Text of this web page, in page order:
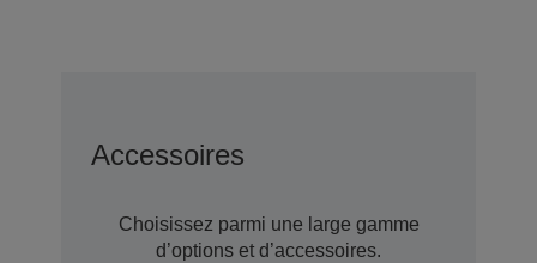
Accessoires
Choisissez parmi une large gamme
d’options et d’accessoires.